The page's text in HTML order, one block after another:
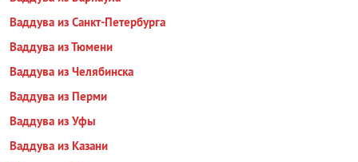
Ваддува из Санкт-Петербурга
Ваддува из Тюмени
Ваддува из Челябинска
Ваддува из Перми
Ваддува из Уфы
Ваддува из Казани